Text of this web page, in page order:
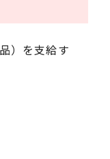
）を支給す